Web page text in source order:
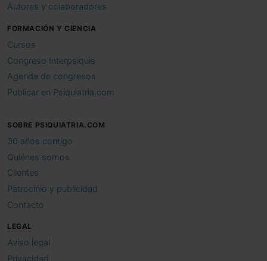
Autores y colaboradores
FORMACIÓN Y CIENCIA
Cursos
Congreso Interpsiquis
Agenda de congresos
Publicar en Psiquiatria.com
SOBRE PSIQUIATRIA.COM
30 años contigo
Quiénes somos
Clientes
Patrocinio y publicidad
Contacto
LEGAL
Aviso legal
Privacidad